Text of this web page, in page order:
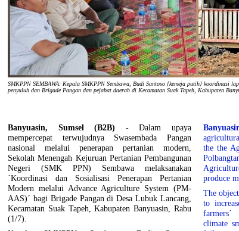
SMKPPN SEMBAWA: Kepala SMKPPN Sembawa, Budi Santoso [kemeja putih] koordinasi
penyuluh dan Brigade Pangan dan pejabat daerah di Kecamatan Suak Tapeh, Kabupaten
Banyuasin, Sumsel (B2B) - Dalam upaya
mempercepat terwujudnya Swasembada Pangan
nasional melalui penerapan pertanian modern,
Sekolah Menengah Kejuruan Pertanian Pembangunan
Negeri (SMK PPN) Sembawa melaksanakan
´Koordinasi dan Sosialisasi Penerapan Pertanian
Modern melalui Advance Agriculture System (PM-
AAS)´ bagi Brigade Pangan di Desa Lubuk Lancang,
Kecamatan Suak Tapeh, Kabupaten Banyuasin, Rabu
(1/7).
the the
produce
The
to
climate